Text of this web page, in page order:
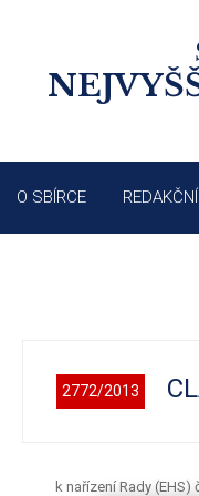
O SBÍRCE
2772/2013
k nařízení Rady